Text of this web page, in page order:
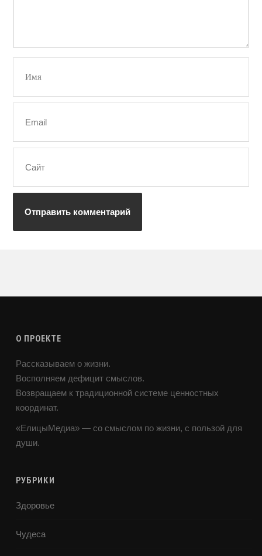
О ПРОЕКТЕ
Рассказываем о жизни.
Восполняем дефицит смыслов.
Возвращаем к традиционной системе ценностных
координат.
«ЕлицыМедиа» — со смыслом по жизни, с пользой для
души.
РУБРИКИ
Здоровье
Чудеса